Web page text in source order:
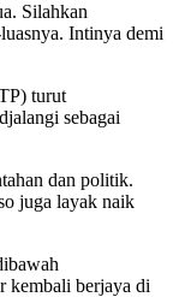
Silahkan
Intinya demi
turut
sebagai
dan politik.
juga layak naik
kembali berjaya di